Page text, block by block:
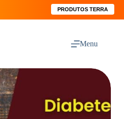
PRODUTOS TERRA
Menu